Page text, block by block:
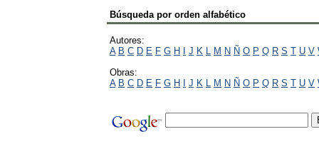
Búsqueda por orden alfabético
Autores:
A B C D E F G H I J K L M N Ñ O P Q R S T U V
Obras:
A B C D E F G H I J K L M N Ñ O P Q R S T U V